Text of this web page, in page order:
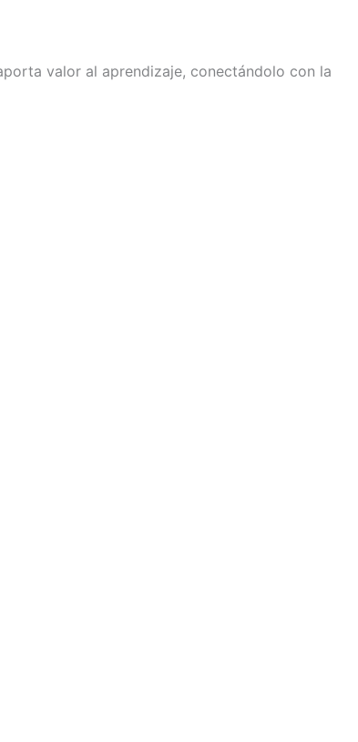
valor al aprendizaje, conectándolo con la